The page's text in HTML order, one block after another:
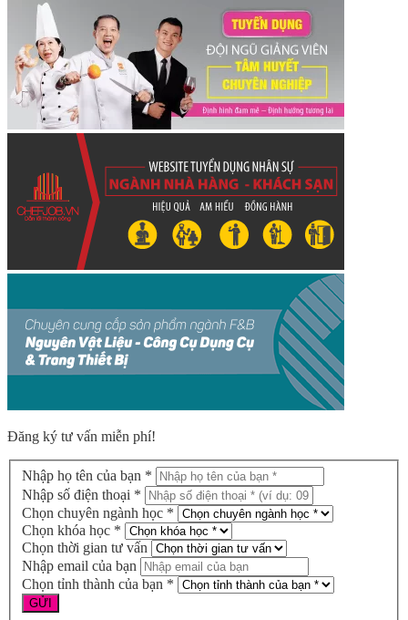
Đăng ký tư vấn miễn phí!
Nhập họ tên của bạn *
Nhập số điện thoại *
Chọn chuyên ngành học *
Chọn khóa học *
Chọn thời gian tư vấn
Nhập email của bạn
Chọn tỉnh thành của bạn *